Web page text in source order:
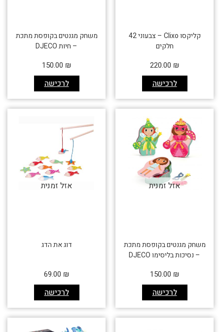
קליקסו Clixo – צבעוני 42
חלקים
לרכישה
220.00 ₪
משחק מגנטים בקופסת מתכת
– חיות DJECO
לרכישה
150.00 ₪
אזל זמנית
משחק מגנטים בקופסת מתכת
– נסיכות בליסימו DJECO
לרכישה
150.00 ₪
אזל זמנית
דוג את הדג
לרכישה
69.00 ₪